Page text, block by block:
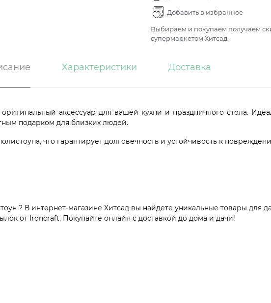
Добавить в избранное
Выбираем и покупаем получаем
супермаркетом Хитсад.
Характеристики Доставка
аксессуар для вашей кухни и праздничного стола.
подарком для близких людей.
что гарантирует долговечность и устойчивость к
? В интернет-магазине Хитсад вы найдете уникальные товары для
от Ironcraft. Покупайте онлайн с доставкой до дома и дачи!